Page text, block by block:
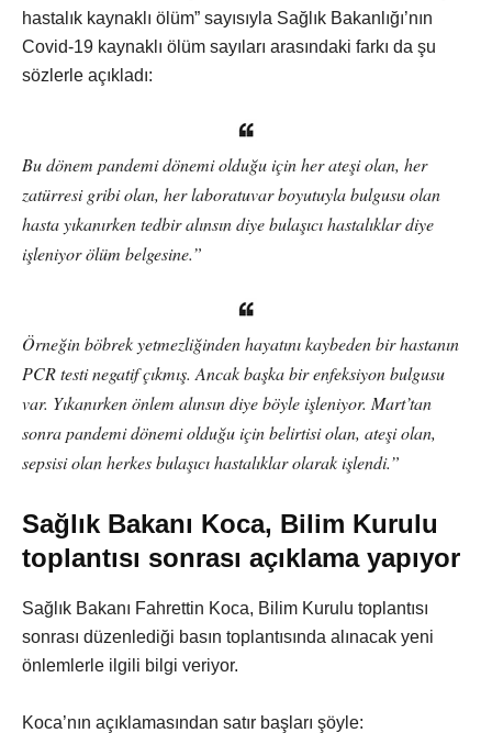
hastalık kaynaklı ölüm” sayısıyla Sağlık Bakanlığı’nın
Covid-19 kaynaklı ölüm sayıları arasındaki farkı da şu
sözlerle açıkladı:
Bu dönem pandemi dönemi olduğu için her ateşi olan, her
zatürresi gribi olan, her laboratuvar boyutuyla bulgusu olan
hasta yıkanırken tedbir alınsın diye bulaşıcı hastalıklar diye
işleniyor ölüm belgesine.”
Örneğin böbrek yetmezliğinden hayatını kaybeden bir hastanın
PCR testi negatif çıkmış. Ancak başka bir enfeksiyon bulgusu
var. Yıkanırken önlem alınsın diye böyle işleniyor. Mart’tan
sonra pandemi dönemi olduğu için belirtisi olan, ateşi olan,
sepsisi olan herkes bulaşıcı hastalıklar olarak işlendi.”
Sağlık Bakanı Koca, Bilim Kurulu
toplantısı sonrası açıklama yapıyor
Sağlık Bakanı Fahrettin Koca, Bilim Kurulu toplantısı
sonrası düzenlediği basın toplantısında alınacak yeni
önlemlerle ilgili bilgi veriyor.
Koca’nın açıklamasından satır başları şöyle: